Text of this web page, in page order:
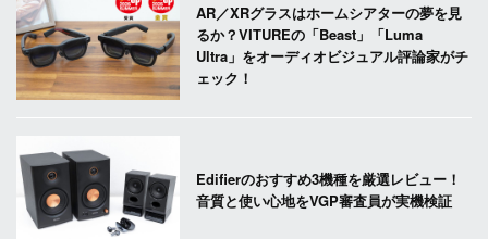
AR／XRグラスはホームシアターの夢を見
るか？VITUREの「Beast」「Luma
Ultra」をオーディオビジュアル評論家がチ
ェック！
Edifierのおすすめ3機種を厳選レビュー！
音質と使い心地をVGP審査員が実機検証